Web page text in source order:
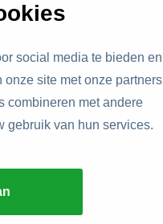
social media te bieden en
site met onze partners
combineren met andere
gebruik van hun services.